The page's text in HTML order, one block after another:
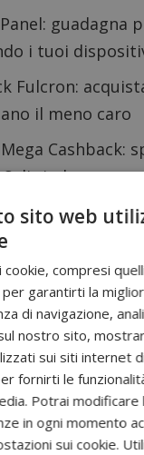
: guadagna
i tuoi
Fulcron:
il meno caro
Cashback:
di rimborso
visita la sezione
sulla
Sponsorizzato:
sito web
cookie, compresi
garantirti la
di navigazione,
nostro sito,
sui siti internet
fornirti le
Potrai modificare
in ogni momento
sui cookie.